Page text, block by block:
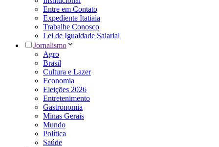
Entre em Contato
Expediente Itatiaia
Trabalhe Conosco
Lei de Igualdade Salarial
Jornalismo
Agro
Brasil
Cultura e Lazer
Economia
Eleições 2026
Entretenimento
Gastronomia
Minas Gerais
Mundo
Política
Saúde